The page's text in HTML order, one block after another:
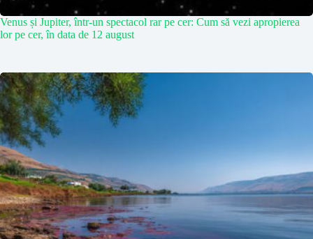
Venus și Jupiter, într-un spectacol rar pe cer: Cum să vezi apropierea
lor pe cer, în data de 12 august